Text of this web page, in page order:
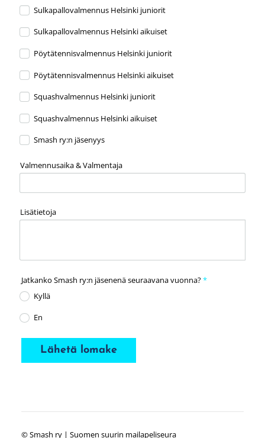
Sulkapallovalmennus Helsinki juniorit
Sulkapallovalmennus Helsinki aikuiset
Pöytätennisvalmennus Helsinki juniorit
Pöytätennisvalmennus Helsinki aikuiset
Squashvalmennus Helsinki juniorit
Squashvalmennus Helsinki aikuiset
Smash ry:n jäsenyys
Valmennusaika & Valmentaja
Lisätietoja
Jatkanko Smash ry:n jäsenenä seuraavana vuonna?*
Kyllä
En
Lähetä lomake
©Smash ry | Suomen suurin mailapeliseura